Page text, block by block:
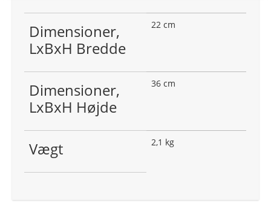
Dimensioner,
LxBxH Bredde
22 cm
Dimensioner,
LxBxH Højde
36 cm
Vægt 2,1 kg